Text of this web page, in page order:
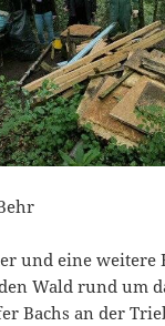
und eine weitere
Wald rund um
Bachs an der